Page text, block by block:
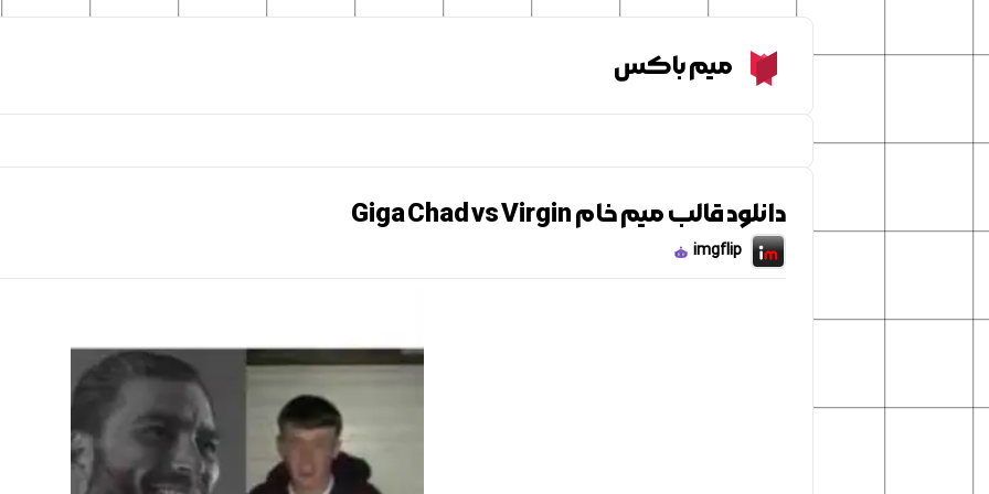
Meme Boxمیم باکس
دانلود قالب میم خام Giga Chad vs Virgin
imgflip